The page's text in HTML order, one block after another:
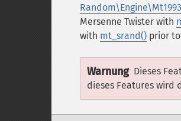
Mersenne Twister with
with mt_srand() prior to
Warnung Dieses
dieses Features wird